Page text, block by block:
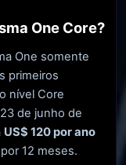
One Core?
One somente
primeiros
nível Core
de junho de
US$ 120 por ano
por 12 meses.